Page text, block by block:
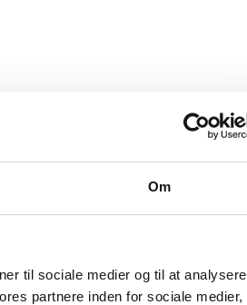
Om
til sociale medier og til at analysere
partnere inden for sociale medier,